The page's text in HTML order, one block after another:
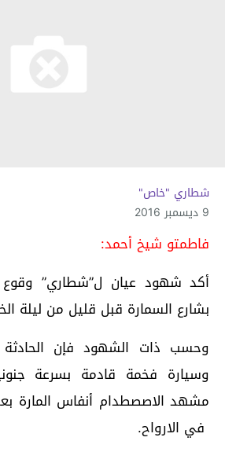
شطاري "خاص"
9 ديسمبر 2016
فاطمتو شيخ أحمد:
أكد شهود عيان ل”شطاري”
بشارع السمارة قبل قليل من ليلة
وحسب ذات الشهود فإن
وسيارة فخمة قادمة بسرعة
مشهد الاصصطدام أنفاس المارة
في الارواح.